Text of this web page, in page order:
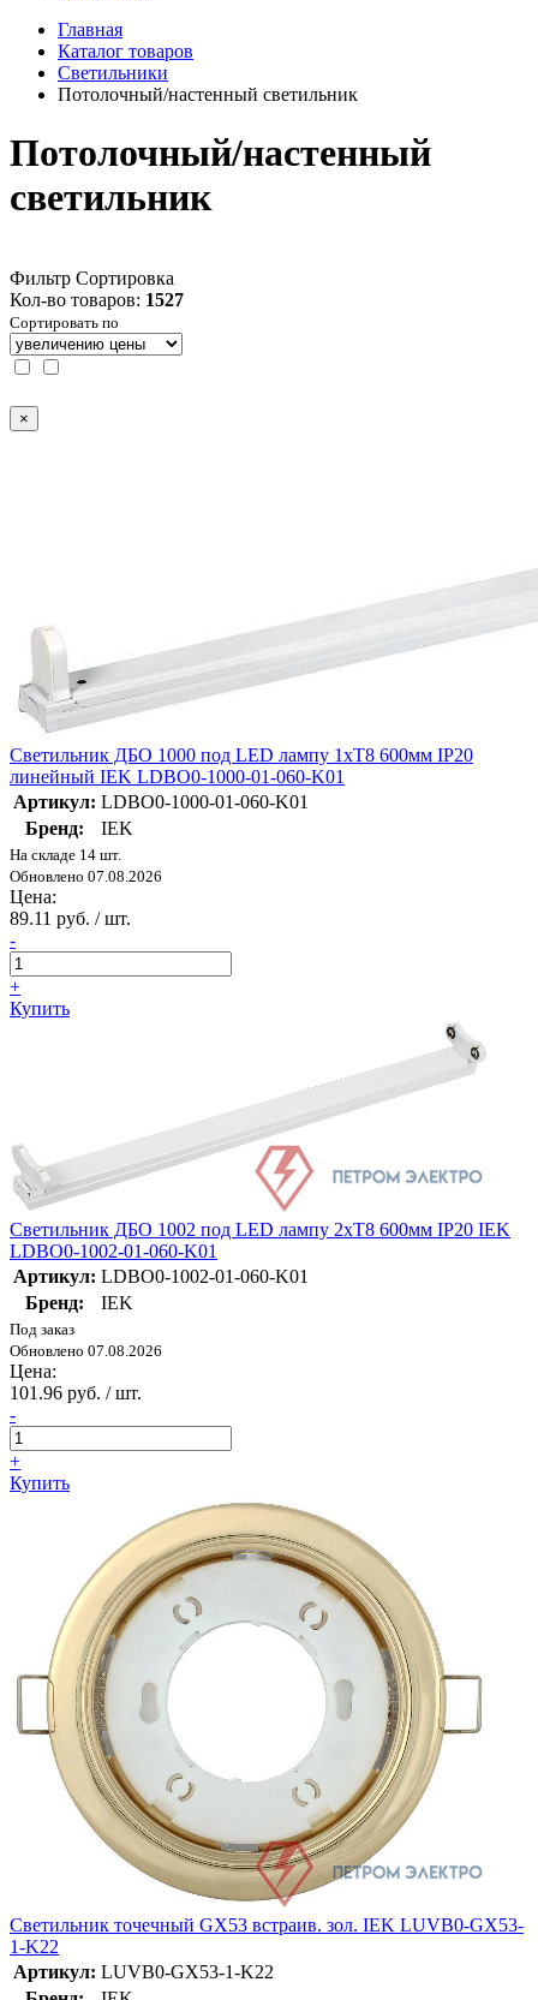
Главная
Каталог товаров
Светильники
Потолочный/настенный светильник
Потолочный/настенный
светильник
Фильтр Сортировка
Кол-во товаров: 1527
Сортировать по
×
Светильник ДБО 1000 под LED лампу 1хТ8 600мм IP20
линейный IEK LDBO0-1000-01-060-K01
Артикул: LDBO0-1000-01-060-K01
Бренд:
IEK
На складе 14 шт.
Обновлено 07.08.2026
Цена:
89.11 руб. / шт.
-
+
Купить
Светильник ДБО 1002 под LED лампу 2хТ8 600мм IP20 IEK
LDBO0-1002-01-060-K01
Артикул: LDBO0-1002-01-060-K01
Бренд:
IEK
Под заказ
Обновлено 07.08.2026
Цена:
101.96 руб. / шт.
-
+
Купить
Светильник точечный GX53 встраив. зол. IEK LUVB0-GX53-
1-K22
Артикул: LUVB0-GX53-1-K22